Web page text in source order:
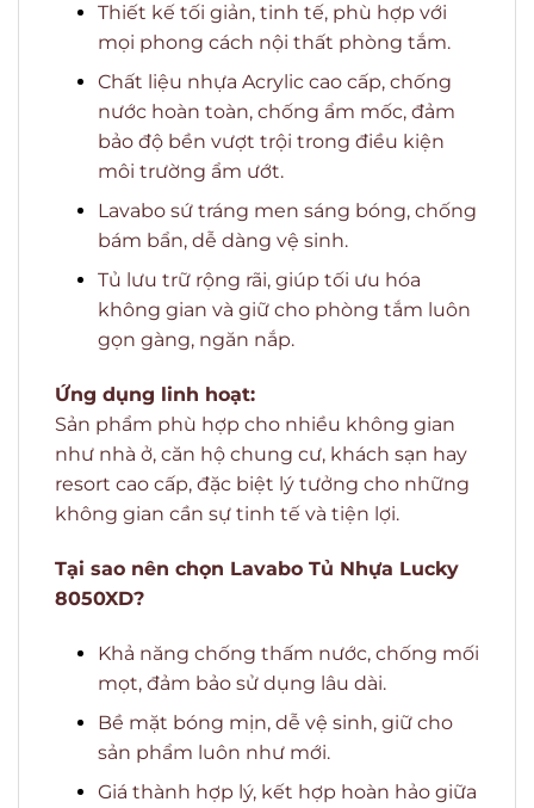
Thiết kế tối giản, tinh tế, phù hợp với
mọi phong cách nội thất phòng tắm.
Chất liệu nhựa Acrylic cao cấp, chống
nước hoàn toàn, chống ẩm mốc, đảm
bảo độ bền vượt trội trong điều kiện
môi trường ẩm ướt.
Lavabo sứ tráng men sáng bóng, chống
bám bẩn, dễ dàng vệ sinh.
Tủ lưu trữ rộng rãi, giúp tối ưu hóa
không gian và giữ cho phòng tắm luôn
gọn gàng, ngăn nắp.
Ứng dụng linh hoạt:
Sản phẩm phù hợp cho nhiều không gian
như nhà ở, căn hộ chung cư, khách sạn hay
resort cao cấp, đặc biệt lý tưởng cho những
không gian cần sự tinh tế và tiện lợi.
Tại sao nên chọn Lavabo Tủ Nhựa Lucky
8050XD?
Khả năng chống thấm nước, chống mối
mọt, đảm bảo sử dụng lâu dài.
Bề mặt bóng mịn, dễ vệ sinh, giữ cho
sản phẩm luôn như mới.
Giá thành hợp lý, kết hợp hoàn hảo giữa